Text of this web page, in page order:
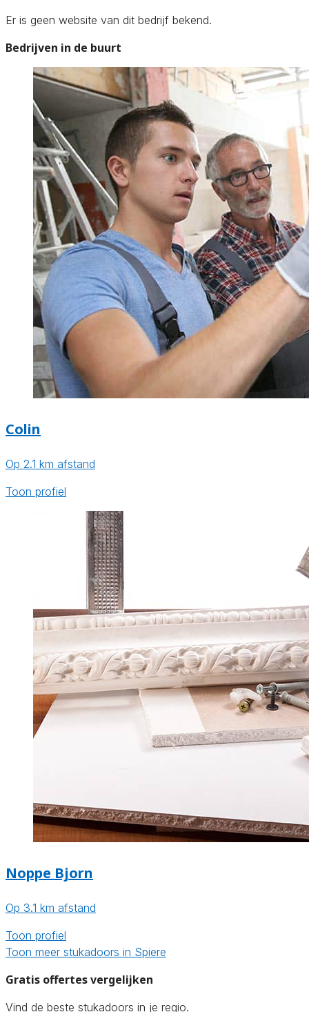
Er is geen website van dit bedrijf bekend.
Bedrijven in de buurt
Colin
Op 2.1 km afstand
Toon profiel
Noppe Bjorn
Op 3.1 km afstand
Toon profiel
Toon meer stukadoors in Spiere
Gratis offertes vergelijken
Vind de beste stukadoors in je regio.